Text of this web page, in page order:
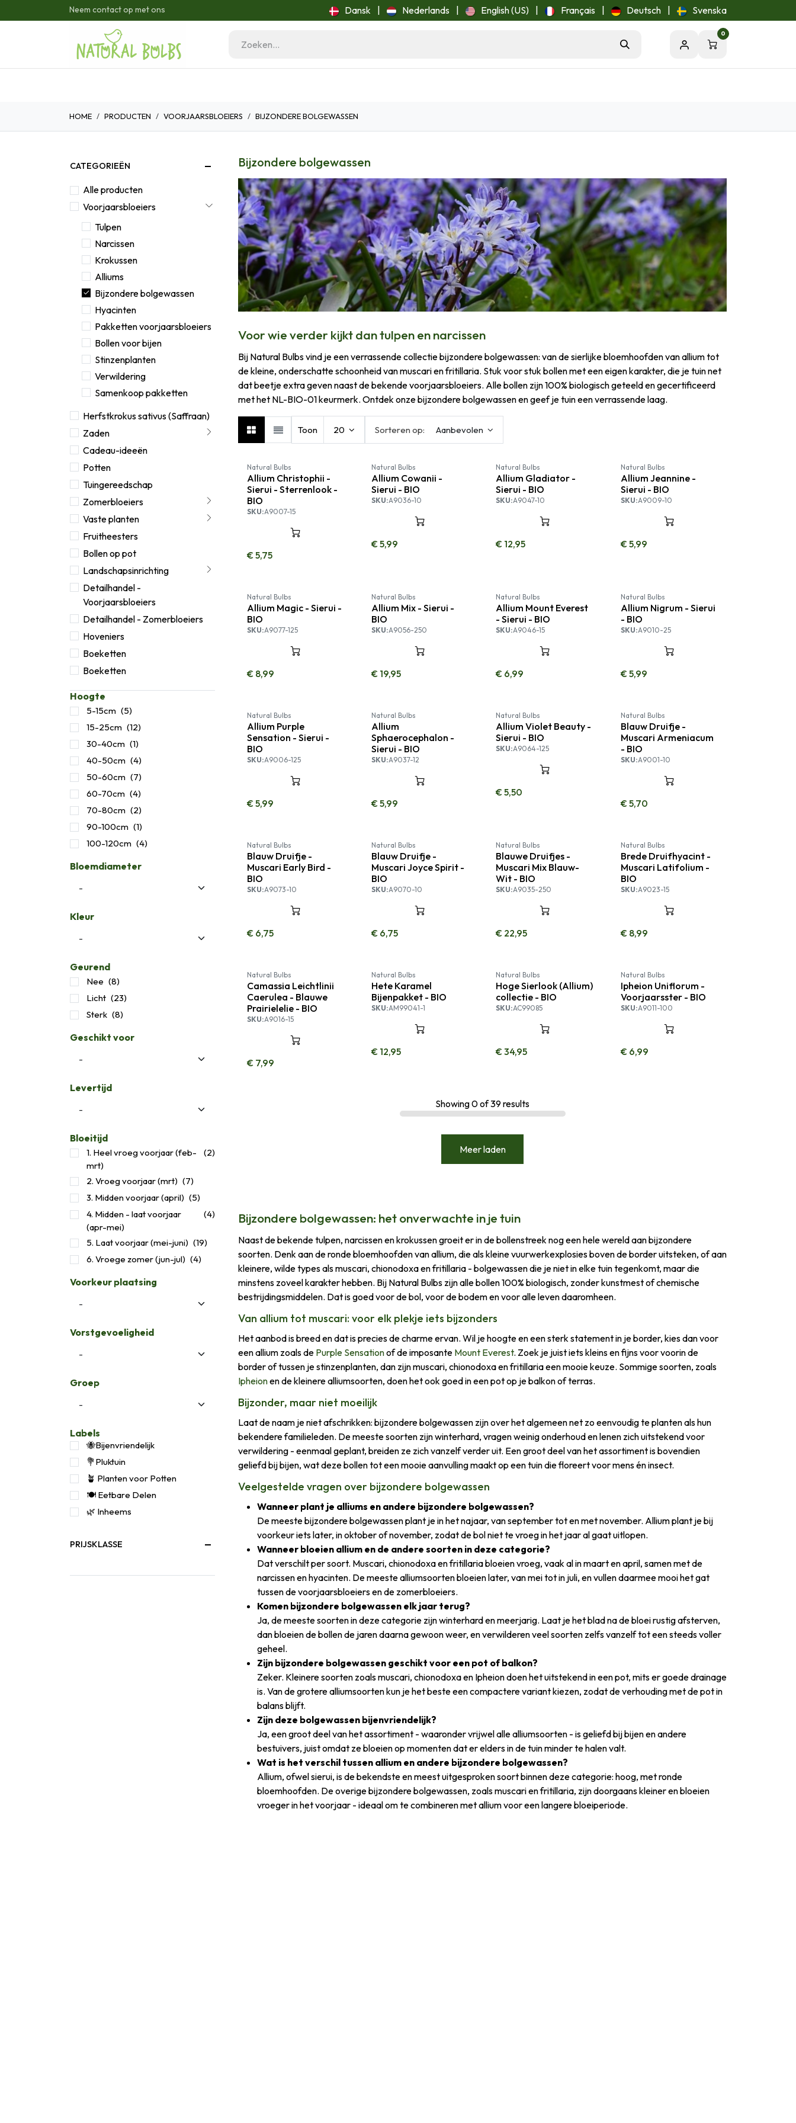
Overslaan naar inhoudNeem contact op met ons Dansk | Nederlands | English (US) | Français | Deutsch | Svenska
0
HOME PRODUCTEN VOORJAARSBLOEIERS BIJZONDERE BOLGEWASSEN
CATEGORIEËN
Alle producten
Voorjaarsbloeiers
Tulpen
Narcissen
Krokussen
Alliums
Bijzondere bolgewassen
Hyacinten
Pakketten voorjaarsbloeiers
Bollen voor bijen
Stinzenplanten
Verwildering
Samenkoop pakketten
Herfstkrokus sativus (Saffraan)
Zaden
Cadeau-ideeën
Potten
Tuingereedschap
Zomerbloeiers
Vaste planten
Fruitheesters
Bollen op pot
Landschapsinrichting
Detailhandel -
Voorjaarsbloeiers
Detailhandel - Zomerbloeiers
Hoveniers
Boeketten
Boeketten
Hoogte
5-15cm (5)
15-25cm (12)
30-40cm (1)
40-50cm (4)
50-60cm (7)
60-70cm (4)
70-80cm (2)
90-100cm (1)
100-120cm (4)
Bloemdiameter
Kleur
Geurend
Nee (8)
Licht (23)
Sterk (8)
Geschikt voor
Levertijd
Bloeitijd
1. Heel vroeg voorjaar (feb-
mrt)
(2)
2. Vroeg voorjaar (mrt) (7)
3. Midden voorjaar (april) (5)
​4. Midden - laat voorjaar
(apr-mei)
(4)
5. Laat voorjaar (mei-juni) (19)
6. Vroege zomer (jun-jul) (4)
Voorkeur plaatsing
Vorstgevoeligheid
Groep
Labels
🐝Bijenvriendelijk
💐Pluktuin
🪴 Planten voor Potten
🍽️ Eetbare Delen
🌿 Inheems
PRIJSKLASSE
Bijzondere bolgewassen
Voor wie verder kijkt dan tulpen en narcissen
Bij Natural Bulbs vind je een verrassende collectie bijzondere bolgewassen: van de sierlijke bloemhoofden van allium tot
de kleine, onderschatte schoonheid van muscari en fritillaria. Stuk voor stuk bollen met een eigen karakter, die je tuin net
dat beetje extra geven naast de bekende voorjaarsbloeiers. Alle bollen zijn 100% biologisch geteeld en gecertificeerd
met het NL-BIO-01 keurmerk. Ontdek onze bijzondere bolgewassen en geef je tuin een verrassende laag.
Sorteren op: Aanbevolen
Toon 20
Natural Bulbs
Allium Christophii -
Sierui - Sterrenlook -
BIO
SKU:A9007-15
€5,75
Natural Bulbs
Allium Cowanii -
Sierui - BIO
SKU:A9036-10
€5,99
Natural Bulbs
Allium Gladiator -
Sierui - BIO
SKU:A9047-10
€ 12,95
Natural Bulbs
Allium Jeannine -
Sierui - BIO
SKU:A9009-10
€5,99
Natural Bulbs
Allium Magic - Sierui -
BIO
SKU:A9077-125
€ 8,99
Natural Bulbs
Allium Mix - Sierui -
BIO
SKU:A9056-250
€ 19,95
Natural Bulbs
Allium Mount Everest
- Sierui - BIO
SKU:A9046-15
€ 6,99
Natural Bulbs
Allium Nigrum - Sierui
- BIO
SKU:A9010-25
€5,99
Natural Bulbs
Allium Purple
Sensation - Sierui -
BIO
SKU:A9006-125
€5,99
Natural Bulbs
Allium
Sphaerocephalon -
Sierui - BIO
SKU:A9037-12
€5,99
Natural Bulbs
Allium Violet Beauty -
Sierui - BIO
SKU:A9064-125
€5,50
Natural Bulbs
Blauw Druifje -
Muscari Armeniacum
- BIO
SKU:A9001-10
€5,70
Natural Bulbs
Blauw Druifje -
Muscari Early Bird -
BIO
SKU:A9073-10
€ 6,75
Natural Bulbs
Blauw Druifje -
Muscari Joyce Spirit -
BIO
SKU:A9070-10
€ 6,75
Natural Bulbs
Blauwe Druifjes -
Muscari Mix Blauw-
Wit - BIO
SKU:A9035-250
€ 22,95
Natural Bulbs
Brede Druifhyacint -
Muscari Latifolium -
BIO
SKU:A9023-15
€ 8,99
Natural Bulbs
Camassia Leichtlinii
Caerulea - Blauwe
Prairielelie - BIO
SKU:A9016-15
€ 7,99
Natural Bulbs
Hete Karamel
Bijenpakket - BIO
SKU:AM99041-1
€ 12,95
Natural Bulbs
Hoge Sierlook (Allium)
collectie - BIO
SKU:AC99085
€34,95
Natural Bulbs
Ipheion Uniflorum -
Voorjaarsster - BIO
SKU:A9011-100
€ 6,99
Showing0of39results
Meer laden
Bijzondere bolgewassen: het onverwachte in je tuin
Naast de bekende tulpen, narcissen en krokussen groeit er in de bollenstreek nog een hele wereld aan bijzondere
soorten. Denk aan de ronde bloemhoofden van allium, die als kleine vuurwerkexplosies boven de border uitsteken, of aan
kleinere, wilde types als muscari, chionodoxa en fritillaria - bolgewassen die je niet in elke tuin tegenkomt, maar die
minstens zoveel karakter hebben. Bij Natural Bulbs zijn alle bollen 100% biologisch, zonder kunstmest of chemische
bestrijdingsmiddelen. Dat is goed voor de bol, voor de bodem en voor alle leven daaromheen.
Van allium tot muscari: voor elk plekje iets bijzonders
Het aanbod is breed en dat is precies de charme ervan. Wil je hoogte en een sterk statement in je border, kies dan voor
een allium zoals de Purple Sensationof de imposante Mount Everest. Zoek je juist iets kleins en fijns voor voorin de
border of tussen je stinzenplanten, dan zijn muscari, chionodoxa en fritillaria een mooie keuze. Sommige soorten, zoals
Ipheionen de kleinere alliumsoorten, doen het ook goed in een pot op je balkon of terras.
Bijzonder, maar niet moeilijk
Laat de naam je niet afschrikken: bijzondere bolgewassen zijn over het algemeen net zo eenvoudig te planten als hun
bekendere familieleden. De meeste soorten zijn winterhard, vragen weinig onderhoud en lenen zich uitstekend voor
verwildering - eenmaal geplant, breiden ze zich vanzelf verder uit. Een groot deel van het assortiment is bovendien
geliefd bij bijen, wat deze bollen tot een mooie aanvulling maakt op een tuin die floreert voor mens én insect.
Veelgestelde vragen over bijzondere bolgewassen
Wanneer plant je alliums en andere bijzondere bolgewassen?
De meeste bijzondere bolgewassen plant je in het najaar, van september tot en met november. Allium plant je bij
voorkeur iets later, in oktober of november, zodat de bol niet te vroeg in het jaar al gaat uitlopen.
Wanneer bloeien allium en de andere soorten in deze categorie?
Dat verschilt per soort. Muscari, chionodoxa en fritillaria bloeien vroeg, vaak al in maart en april, samen met de
narcissen en hyacinten. De meeste alliumsoorten bloeien later, van mei tot in juli, en vullen daarmee mooi het gat
tussen de voorjaarsbloeiers en de zomerbloeiers.
Komen bijzondere bolgewassen elk jaar terug?
Ja, de meeste soorten in deze categorie zijn winterhard en meerjarig. Laat je het blad na de bloei rustig afsterven,
dan bloeien de bollen de jaren daarna gewoon weer, en verwilderen veel soorten zelfs vanzelf tot een steeds voller
geheel.
Zijn bijzondere bolgewassen geschikt voor een pot of balkon?
Zeker. Kleinere soorten zoals muscari, chionodoxa en Ipheion doen het uitstekend in een pot, mits er goede drainage
is. Van de grotere alliumsoorten kun je het beste een compactere variant kiezen, zodat de verhouding met de pot in
balans blijft.
Zijn deze bolgewassen bijenvriendelijk?
Ja, een groot deel van het assortiment - waaronder vrijwel alle alliumsoorten - is geliefd bij bijen en andere
bestuivers, juist omdat ze bloeien op momenten dat er elders in de tuin minder te halen valt.
Wat is het verschil tussen allium en andere bijzondere bolgewassen?
Allium, ofwel sierui, is de bekendste en meest uitgesproken soort binnen deze categorie: hoog, met ronde
bloemhoofden. De overige bijzondere bolgewassen, zoals muscari en fritillaria, zijn doorgaans kleiner en bloeien
vroeger in het voorjaar - ideaal om te combineren met allium voor een langere bloeiperiode.